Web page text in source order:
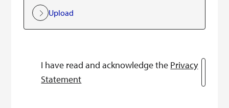
Upload
I have read and acknowledge the Privacy
Statement